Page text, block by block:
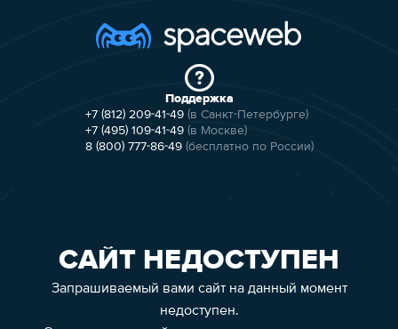
Поддержка
+7 (812) 209-41-49 (в Санкт-Петербурге)
+7 (495) 109-41-49 (в Москве)
8 (800) 777-86-49 (бесплатно по России)
САЙТ НЕДОСТУПЕН
Запрашиваемый вами сайт на данный момент
недоступен.